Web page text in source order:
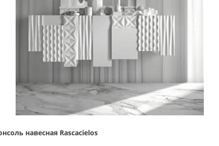
навесная Rascacielos